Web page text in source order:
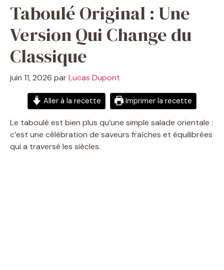
Taboulé Original : Une
Version Qui Change du
Classique
juin 11, 2026 parLucas Dupont
Aller à la recette Imprimer la recette
Le taboulé est bien plus qu’une simple salade orientale :
c’est une célébration de saveurs fraîches et équilibrées
qui a traversé les siècles.